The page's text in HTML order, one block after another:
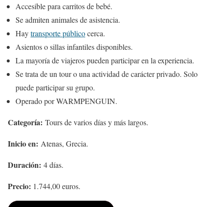
Accesible para carritos de bebé.
Se admiten animales de asistencia.
Haytransporte públicocerca.
Asientos o sillas infantiles disponibles.
La mayoría de viajeros pueden participar en la experiencia.
Se trata de un tour o una actividad de carácter privado. Solo
puede participar su grupo.
Operado por WARMPENGUIN.
Categoría: Tours de varios días y más largos.
Inicio en: Atenas, Grecia.
Duración: 4 días.
Precio: 1.744,00 euros.